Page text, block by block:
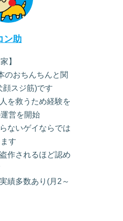
ン助
】
のおちんちんと関
顔スジ筋)です
を救うため経験を
営を開始
ないゲイならでは
す
作されるほど認め
績多数あり(月2～